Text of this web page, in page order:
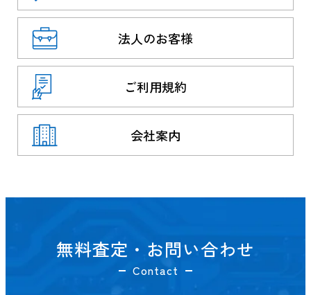
法人のお客様
ご利用規約
会社案内
無料査定・お問い合わせ
Contact